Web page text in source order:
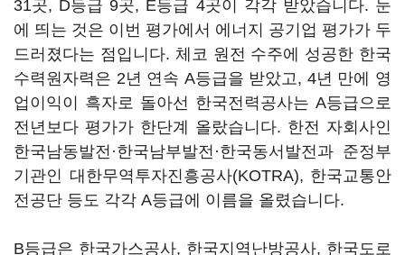
31곳, D등급 9곳, E등급 4곳이 각각 받았습니다. 눈
에 띄는 것은 이번 평가에서 에너지 공기업 평가가 두
드러졌다는 점입니다. 체코 원전 수주에 성공한 한국
수력원자력은 2년 연속 A등급을 받았고, 4년 만에 영
업이익이 흑자로 돌아선 한국전력공사는 A등급으로
전년보다 평가가 한단계 올랐습니다. 한전 자회사인
한국남동발전·한국남부발전·한국동서발전과 준정부
기관인 대한무역투자진흥공사(KOTRA), 한국교통안
전공단 등도 각각 A등급에 이름을 올렸습니다.
B등급은 한국가스공사, 한국지역난방공사, 한국도로